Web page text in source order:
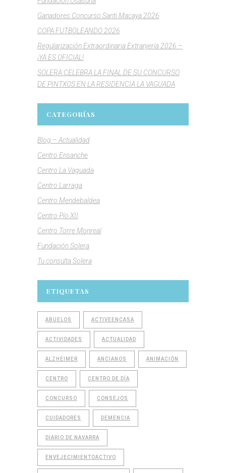
Ganadores Concurso Santi Macaya 2026
COPA FUTBOLEANDO 2026
Regularización Extraordinaria Extranjería 2026 –
¡YA ES OFICIAL!
SOLERA CELEBRA LA FINAL DE SU CONCURSO
DE PINTXOS EN LA RESIDENCIA LA VAGUADA
CATEGORÍAS
Blog – Actualidad
Centro Ensanche
Centro La Vaguada
Centro Larraga
Centro Mendebaldea
Centro Pío XII
Centro Torre Monreal
Fundación Solera
Tu consulta Solera
ETIQUETAS
ABUELOS ACTIVEENCASA
ACTIVIDADES ACTUALIDAD
ALZHEIMER ANCIANOS ANIMACIÓN
CENTRO CENTRO DE DÍA
CONCURSO CONSEJOS
CUIDADORES DEMENCIA
DIARIO DE NAVARRA
ENVEJECIMIENTOACTIVO